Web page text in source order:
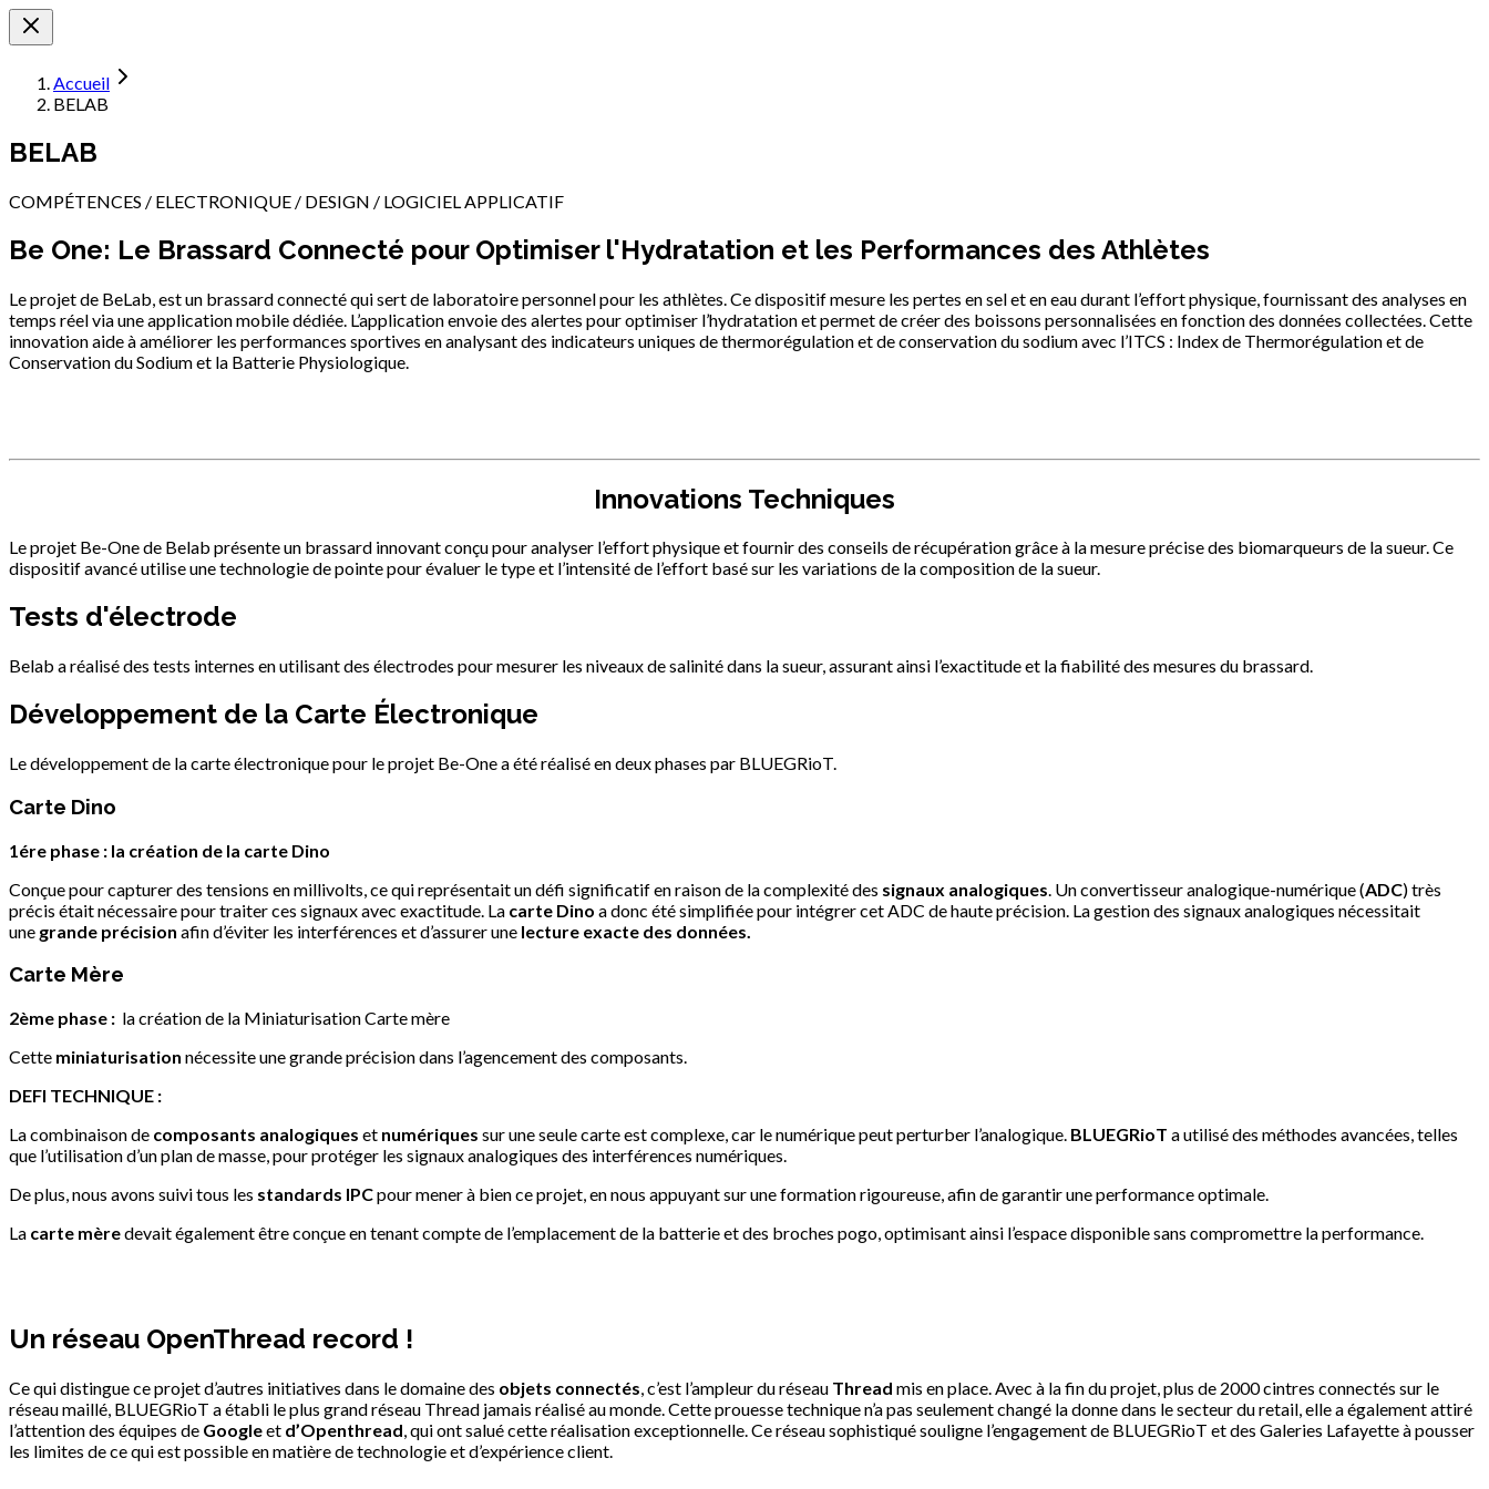
Accueil
BELAB
BELAB
COMPÉTENCES / ELECTRONIQUE / DESIGN / LOGICIEL APPLICATIF
Be One: Le Brassard Connecté pour Optimiser l'Hydratation et les Performances des Athlètes
Le projet de BeLab, est un brassard connecté qui sert de laboratoire personnel pour les athlètes. Ce dispositif mesure les pertes en sel et en eau durant l’effort physique, fournissant des analyses en
temps réel via une application mobile dédiée. L’application envoie des alertes pour optimiser l’hydratation et permet de créer des boissons personnalisées en fonction des données collectées. Cette
innovation aide à améliorer les performances sportives en analysant des indicateurs uniques de thermorégulation et de conservation du sodium avec l’ITCS : Index de Thermorégulation et de
Conservation du Sodium et la Batterie Physiologique.
Innovations Techniques
Le projet Be-One de Belab présente un brassard innovant conçu pour analyser l’effort physique et fournir des conseils de récupération grâce à la mesure précise des biomarqueurs de la sueur. Ce
dispositif avancé utilise une technologie de pointe pour évaluer le type et l’intensité de l’effort basé sur les variations de la composition de la sueur.
Tests d'électrode
Belab a réalisé des tests internes en utilisant des électrodes pour mesurer les niveaux de salinité dans la sueur, assurant ainsi l’exactitude et la fiabilité des mesures du brassard.
Développement de la Carte Électronique
Le développement de la carte électronique pour le projet Be-One a été réalisé en deux phases par BLUEGRioT.
Carte Dino
1ére phase : la création de la carte Dino
Conçue pour capturer des tensions en millivolts, ce qui représentait un défi significatif en raison de la complexité des signaux analogiques . Un convertisseur analogique-numérique (ADC) très
précis était nécessaire pour traiter ces signaux avec exactitude. La carte Dino a donc été simplifiée pour intégrer cet ADC de haute précision. La gestion des signaux analogiques nécessitait
une grande précision afin d’éviter les interférences et d’assurer une lecture exacte des données.
Carte Mère
2ème phase : la création de la Miniaturisation Carte mère
Cette miniaturisation nécessite une grande précision dans l’agencement des composants.
DEFI TECHNIQUE :
La combinaison de composants analogiques et numériques sur une seule carte est complexe, car le numérique peut perturber l’analogique. BLUEGRioT a utilisé des méthodes avancées, telles
que l’utilisation d’un plan de masse, pour protéger les signaux analogiques des interférences numériques.
De plus, nous avons suivi tous les standards IPCpour mener à bien ce projet, en nous appuyant sur une formation rigoureuse, afin de garantir une performance optimale.
La carte mèredevait également être conçue en tenant compte de l’emplacement de la batterie et des broches pogo, optimisant ainsi l’espace disponible sans compromettre la performance.
Un réseau OpenThread record !
Ce qui distingue ce projet d’autres initiatives dans le domaine des objets connectés , c’est l’ampleur du réseau Thread mis en place. Avec à la fin du projet, plus de 2000 cintres connectés sur le
réseau maillé, BLUEGRioT a établi le plus grand réseau Thread jamais réalisé au monde. Cette prouesse technique n’a pas seulement changé la donne dans le secteur du retail, elle a également attiré
l’attention des équipes de Googleet d’Openthread , qui ont salué cette réalisation exceptionnelle. Ce réseau sophistiqué souligne l’engagement de BLUEGRioT et des Galeries Lafayette à pousser
les limites de ce qui est possible en matière de technologie et d’expérience client.